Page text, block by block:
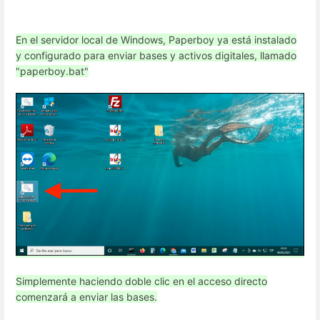
En el servidor local de Windows, Paperboy ya está instalado
y configurado para enviar bases y activos digitales, llamado
"paperboy.bat"
Simplemente haciendo doble clic en el acceso directo
comenzará a enviar las bases.